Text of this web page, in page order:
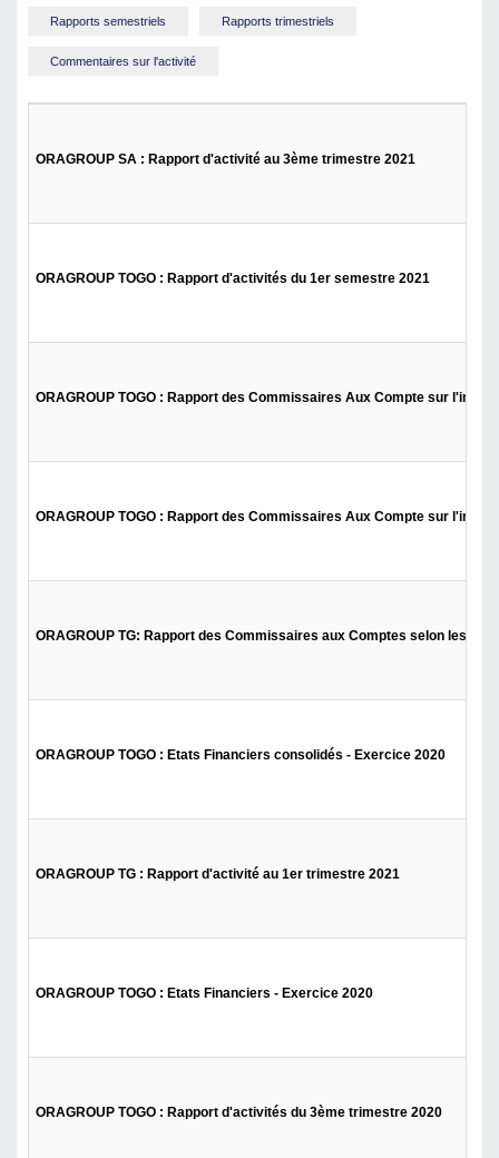
Rapports semestriels Rapports trimestriels
Commentaires sur l'activité
ORAGROUP SA : Rapport d'activité au 3ème trimestre 2021
ORAGROUP TOGO : Rapport d'activités du 1er semestre 2021
ORAGROUP TOGO : Rapport des Commissaires Aux Compte sur
ORAGROUP TOGO : Rapport des Commissaires Aux Compte sur
ORAGROUP TG: Rapport des Commissaires aux Comptes selon les
ORAGROUP TOGO : Etats Financiers consolidés - Exercice 2020
ORAGROUP TG : Rapport d'activité au 1er trimestre 2021
ORAGROUP TOGO : Etats Financiers - Exercice 2020
ORAGROUP TOGO : Rapport d'activités du 3ème trimestre 2020